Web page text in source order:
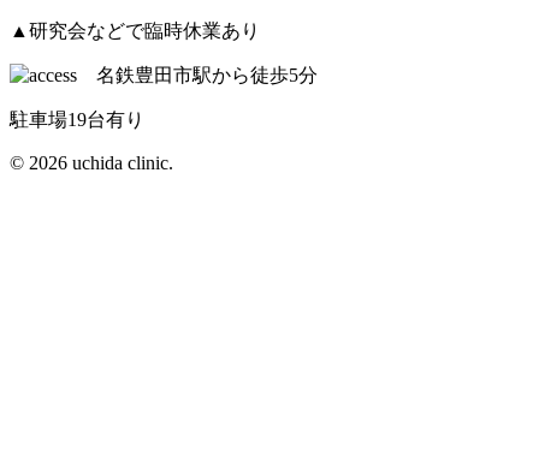
▲研究会などで臨時休業あり
駐車場19台有り
© 2026 uchida clinic.